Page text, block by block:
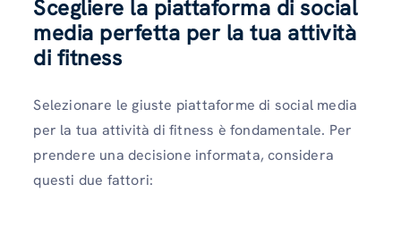
Scegliere la piattaforma di social
media perfetta per la tua attività
di fitness
Selezionare le giuste piattaforme di social media
per la tua attività di fitness è fondamentale. Per
prendere una decisione informata, considera
questi due fattori: